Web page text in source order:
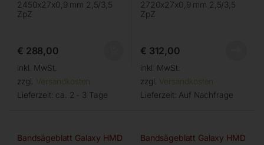
2450x27x0,9 mm 2,5/3,5
ZpZ
€ 288,00
inkl. MwSt.
zzgl. Versandkosten
Lieferzeit: ca. 2 - 3 Tage
2720x27x0,9 mm 2,5/3,5
ZpZ
€ 312,00
inkl. MwSt.
zzgl. Versandkosten
Lieferzeit: Auf Nachfrage
Bandsägeblatt Galaxy HMD Bandsägeblatt Galaxy HMD